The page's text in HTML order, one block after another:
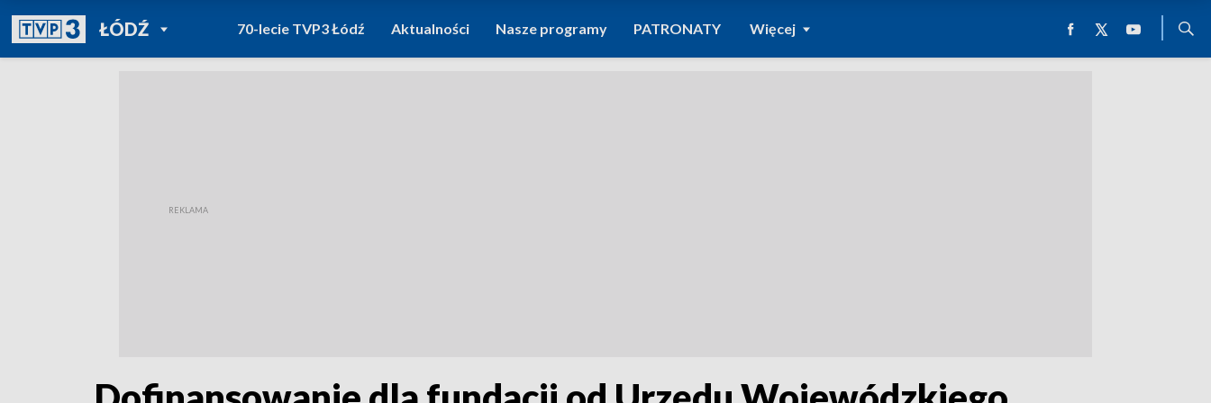
ŁÓDŹPOWRÓT DO
TVP REGIONY
70-lecie TVP3 Łódź Aktualności Nasze programy PATRONATY Więcej